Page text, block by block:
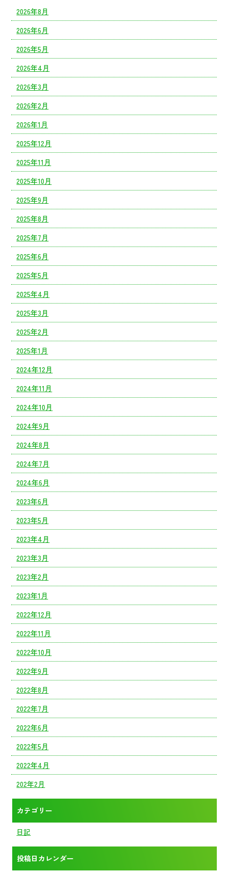
2026年8月
2026年6月
2026年5月
2026年4月
2026年3月
2026年2月
2026年1月
2025年12月
2025年11月
2025年10月
2025年9月
2025年8月
2025年7月
2025年6月
2025年5月
2025年4月
2025年3月
2025年2月
2025年1月
2024年12月
2024年11月
2024年10月
2024年9月
2024年8月
2024年7月
2024年6月
2023年6月
2023年5月
2023年4月
2023年3月
2023年2月
2023年1月
2022年12月
2022年11月
2022年10月
2022年9月
2022年8月
2022年7月
2022年6月
2022年5月
2022年4月
202年2月
カテゴリー
日記
投稿日カレンダー